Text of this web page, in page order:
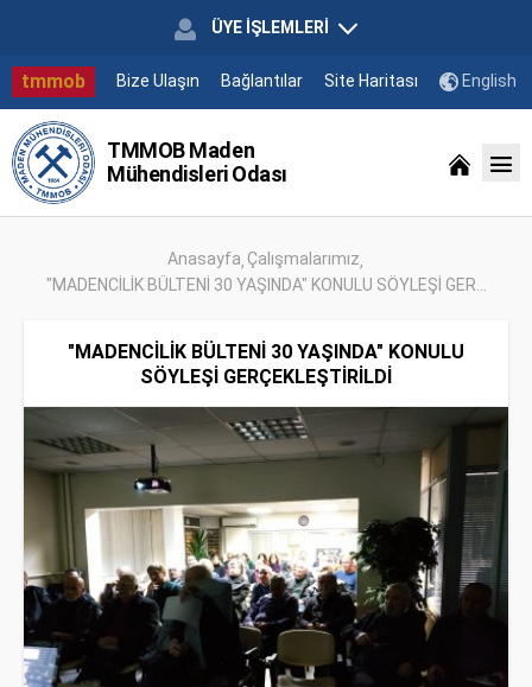
ÜYE İŞLEMLERİ
tmmob Bize Ulaşın Bağlantılar Site Haritası English
TMMOB Maden
Mühendisleri Odası
Anasayfa Çalışmalarımız
"MADENCİLİK BÜLTENİ 30 YAŞINDA" KONULU SÖYLEŞİ GER...
"MADENCİLİK BÜLTENİ 30 YAŞINDA" KONULU
SÖYLEŞİ GERÇEKLEŞTİRİLDİ